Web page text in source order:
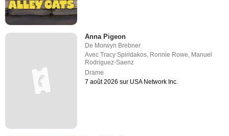
Anna Pigeon
De Morwyn Brebner
AvecTracy Spiridakos, Ronnie Rowe, Manuel
Rodriguez-Saenz
Drame
7 août 2026 sur USA Network Inc.